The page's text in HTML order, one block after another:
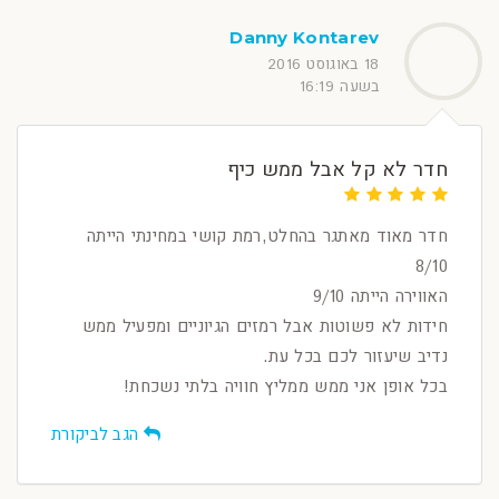
Danny Kontarev
18 באוגוסט 2016
בשעה 16:19
חדר לא קל אבל ממש כיף
חדר מאוד מאתגר בהחלט,רמת קושי במחינתי הייתה
8/10
האווירה הייתה 9/10
חידות לא פשוטות אבל רמזים הגיוניים ומפעיל ממש
נדיב שיעזור לכם בכל עת.
בכל אופן אני ממש ממליץ חוויה בלתי נשכחת!
הגב לביקורת